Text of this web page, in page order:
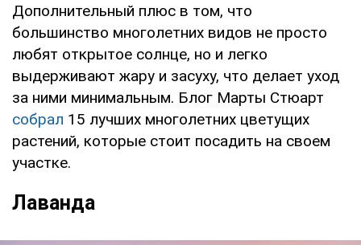
Дополнительный плюс в том, что
большинство многолетних видов не просто
любят открытое солнце, но и легко
выдерживают жару и засуху, что делает уход
за ними минимальным. Блог Марты Стюарт
собрал 15 лучших многолетних цветущих
растений, которые стоит посадить на своем
участке.
Лаванда